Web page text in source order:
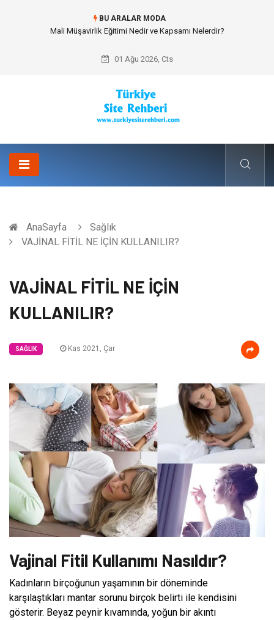
BU ARALAR MODA
Forma Yaptırma Girişimiyle Akademik Spor Topluluklarında Kurumsal
01 Ağu 2026, Cts
AnaSayfa
Sağlık
VAJİNAL FİTİL NE İÇİN KULLANILIR?
VAJİNAL FİTİL NE İÇİN
KULLANILIR?
SAĞLIK Kas 2021, Çar
Vajinal Fitil Kullanımı Nasıldır?
Kadınların birçoğunun yaşamının bir döneminde
karşılaştıkları mantar sorunu birçok belirti ile kendisini
gösterir. Beyaz peynir kıvamında, yoğun bir akıntı